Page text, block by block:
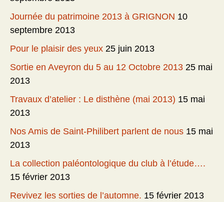
Journée du patrimoine 2013 à GRIGNON 10
septembre 2013
Pour le plaisir des yeux 25 juin 2013
Sortie en Aveyron du 5 au 12 Octobre 2013 25 mai
2013
Travaux d’atelier : Le disthène (mai 2013) 15 mai
2013
Nos Amis de Saint-Philibert parlent de nous 15 mai
2013
La collection paléontologique du club à l’étude….
15 février 2013
Revivez les sorties de l’automne. 15 février 2013